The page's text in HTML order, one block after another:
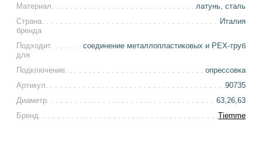
Материал
латунь, сталь
Страна
бренда
Италия
Подходит
для
соединение металлопластиковых и РЕХ-труб
Подключение
опрессовка
Артикул
90735
Диаметр
63,26,63
Бренд
Tiemme